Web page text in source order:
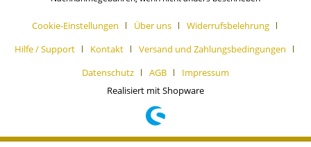
Cookie-Einstellungen Über uns
Widerrufsbelehrung
Hilfe / Support
Kontakt
Versand und Zahlungsbedingungen
Datenschutz
AGB
Impressum
Realisiert mit Shopware